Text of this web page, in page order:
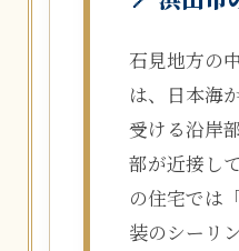
石見地方の
は、日本海
受ける沿岸
部が近接し
の住宅では
装のシーリ